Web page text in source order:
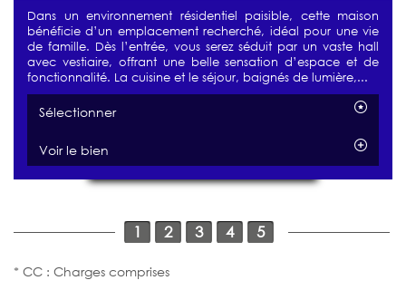
Dans un environnement résidentiel paisible, cette maison
bénéficie d’un emplacement recherché, idéal pour une vie
de famille. Dès l’entrée, vous serez séduit par un vaste hall
avec vestiaire, offrant une belle sensation d’espace et de
fonctionnalité. La cuisine et le séjour, baignés de lumière,...
Sélectionner
Voir le bien
1 2 3 4 5
* CC : Charges comprises